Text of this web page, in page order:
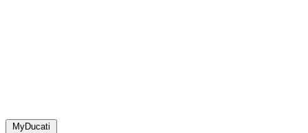
MyDucati